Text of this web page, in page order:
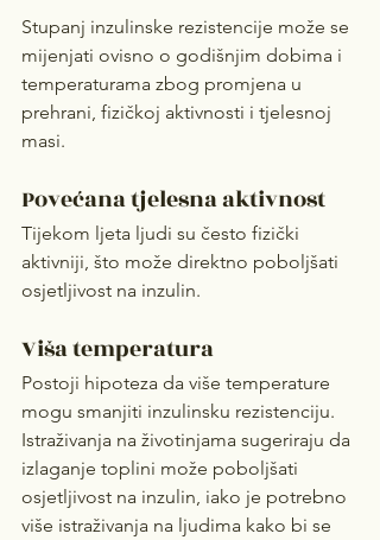
Stupanj inzulinske rezistencije može se
mijenjati ovisno o godišnjim dobima i
temperaturama zbog promjena u
prehrani, fizičkoj aktivnosti i tjelesnoj
masi.
Povećana tjelesna aktivnost
Tijekom ljeta ljudi su često fizički
aktivniji, što može direktno poboljšati
osjetljivost na inzulin.
Viša temperatura
Postoji hipoteza da više temperature
mogu smanjiti inzulinsku rezistenciju.
Istraživanja na životinjama sugeriraju da
izlaganje toplini može poboljšati
osjetljivost na inzulin, iako je potrebno
više istraživanja na ljudima kako bi se